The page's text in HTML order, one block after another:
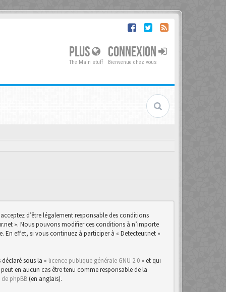
PLUS
The Main stuff
CONNEXION
Bienvenue chez vous
d’être légalement responsable des conditions
». Nous pouvons modifier ces conditions à n’importe
effet, si vous continuez à participer à « Detecteur.net »
sous la « licence publique générale GNU 2.0 » et qui
en aucun cas être tenu comme responsable de la
de phpBB (en anglais).